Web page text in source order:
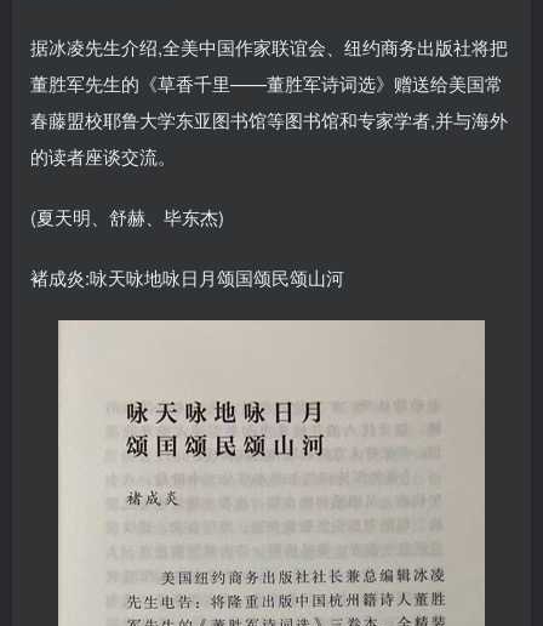
据冰凌先生介绍,全美中国作家联谊会、纽约商务出版社将把
董胜军先生的《草香千里——董胜军诗词选》赠送给美国常
春藤盟校耶鲁大学东亚图书馆等图书馆和专家学者,并与海外
的读者座谈交流。
(夏天明、舒赫、毕东杰)
褚成炎:咏天咏地咏日月颂国颂民颂山河